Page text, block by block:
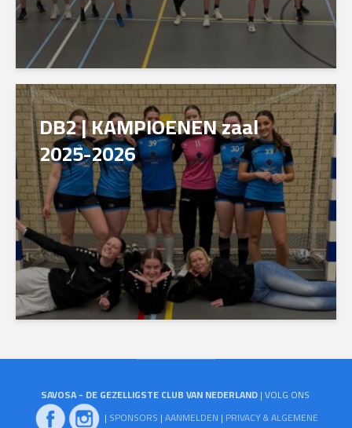
DB2 | KAMPIOENEN zaal
2025-2026
SAVOSA - DE GEZELLIGSTE CLUB VAN NEDERLAND| VOLG ONS
| SPONSORS |AANMELDEN | PRIVACY & ALGEMENE